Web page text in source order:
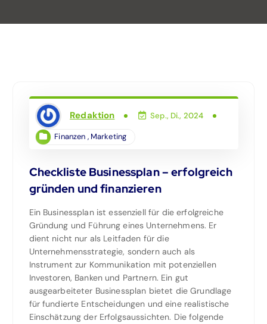
Redaktion Sep., Di., 2024
Finanzen , Marketing
Checkliste Businessplan – erfolgreich
gründen und finanzieren
Ein Businessplan ist essenziell für die erfolgreiche
Gründung und Führung eines Unternehmens. Er
dient nicht nur als Leitfaden für die
Unternehmensstrategie, sondern auch als
Instrument zur Kommunikation mit potenziellen
Investoren, Banken und Partnern. Ein gut
ausgearbeiteter Businessplan bietet die Grundlage
für fundierte Entscheidungen und eine realistische
Einschätzung der Erfolgsaussichten. Die folgende